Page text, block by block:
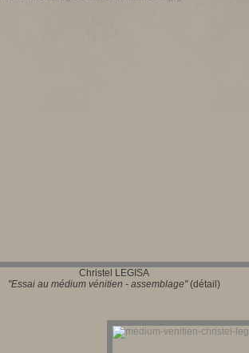
Christel LEGISA
"Essai au médium vénitien - assemblage" (détail)